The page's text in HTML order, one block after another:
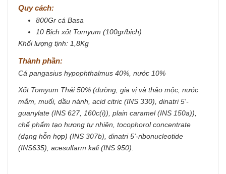
Quy cách:
800Gr cá Basa
10 Bịch xốt Tomyum (100gr/bịch)
Khối lượng tịnh: 1,8Kg
Thành phần:
Cá pangasius hypophthalmus 40%, nước 10%
Xốt Tomyum Thái 50% (đường, gia vị và thảo mộc, nước
mắm, muối, dầu nành, acid citric (INS 330), dinatri 5'-
guanylate (INS 627, 160c(i)), plain caramel (INS 150a)),
chế phẩm tạo hương tự nhiên, tocophorol concentrate
(dạng hỗn hợp) (INS 307b), dinatri 5'-ribonucleotide
(INS635), acesulfarm kali (INS 950).